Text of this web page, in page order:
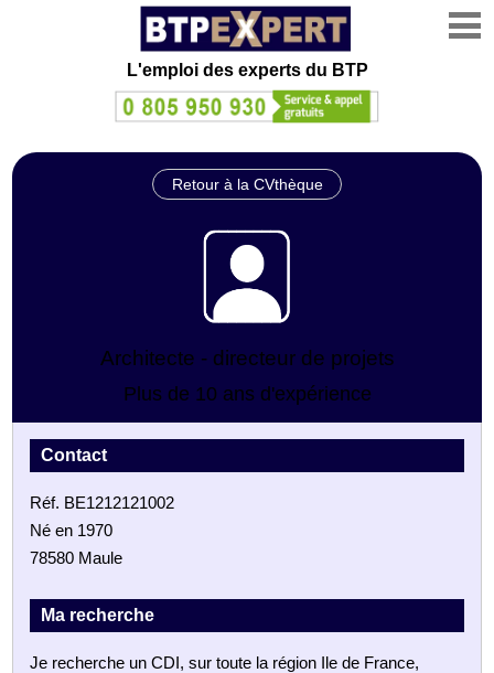
L'emploi des experts du BTP
Retour à la CVthèque
Architecte - directeur de projets
Plus de 10 ans d'expérience
Contact
Réf. BE1212121002
Né en 1970
78580 Maule
Ma recherche
Je recherche un CDI, sur toute la région Ile de France,